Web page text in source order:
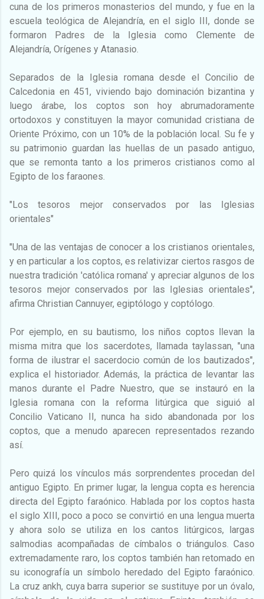
cuna de los primeros monasterios del mundo, y fue en la
escuela teológica de Alejandría, en el siglo III, donde se
formaron Padres de la Iglesia como Clemente de
Alejandría, Orígenes y Atanasio.
Separados de la Iglesia romana desde el Concilio de
Calcedonia en 451, viviendo bajo dominación bizantina y
luego árabe, los coptos son hoy abrumadoramente
ortodoxos y constituyen la mayor comunidad cristiana de
Oriente Próximo, con un 10% de la población local. Su fe y
su patrimonio guardan las huellas de un pasado antiguo,
que se remonta tanto a los primeros cristianos como al
Egipto de los faraones.
"Los tesoros mejor conservados por las Iglesias
orientales"
"Una de las ventajas de conocer a los cristianos orientales,
y en particular a los coptos, es relativizar ciertos rasgos de
nuestra tradición 'católica romana' y apreciar algunos de los
tesoros mejor conservados por las Iglesias orientales",
afirma Christian Cannuyer, egiptólogo y coptólogo.
Por ejemplo, en su bautismo, los niños coptos llevan la
misma mitra que los sacerdotes, llamada taylassan, "una
forma de ilustrar el sacerdocio común de los bautizados",
explica el historiador. Además, la práctica de levantar las
manos durante el Padre Nuestro, que se instauró en la
Iglesia romana con la reforma litúrgica que siguió al
Concilio Vaticano II, nunca ha sido abandonada por los
coptos, que a menudo aparecen representados rezando
así.
Pero quizá los vínculos más sorprendentes procedan del
antiguo Egipto. En primer lugar, la lengua copta es herencia
directa del Egipto faraónico. Hablada por los coptos hasta
el siglo XIII, poco a poco se convirtió en una lengua muerta
y ahora solo se utiliza en los cantos litúrgicos, largas
salmodias acompañadas de címbalos o triángulos. Caso
extremadamente raro, los coptos también han retomado en
su iconografía un símbolo heredado del Egipto faraónico.
La cruz ankh, cuya barra superior se sustituye por un óvalo,